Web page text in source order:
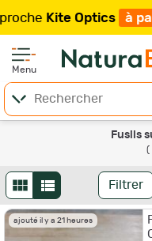
Kite Optics à
Menu
Fusils
(
Filtrer
ajouté il y a 21 heures